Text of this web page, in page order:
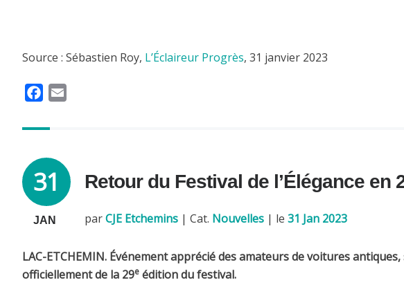
Source : Sébastien Roy, L’Éclaireur Progrès, 31 janvier 2023
c
o
k
l
31
JAN
Retour du Festival de l’Élégance en
parCJE Etchemins | Cat. Nouvelles | le 31 Jan 2023
LAC-ETCHEMIN. Événement apprécié des amateurs de voitures
officiellement de la 29e édition du festival.